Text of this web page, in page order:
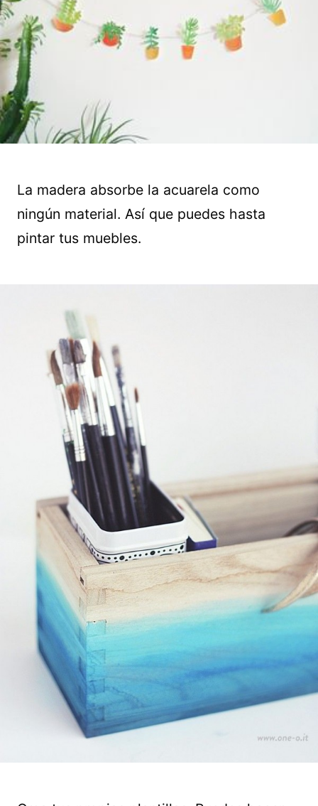
La madera absorbe la acuarela como
ningún material. Así que puedes hasta
pintar tus muebles.